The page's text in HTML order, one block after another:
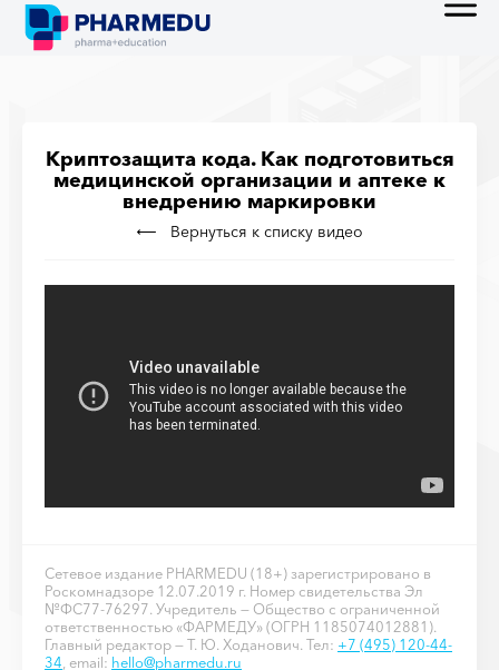
Криптозащита кода. Как подготовиться
медицинской организации и аптеке к
внедрению маркировки
Вернуться к списку видео
Сетевое издание PHARMEDU (18+) зарегистрировано в
Роскомнадзоре 12.07.2019 г. Номер свидетельства Эл
№ФС77-76297. Учредитель — Общество с ограниченной
ответственностью «ФАРМЕДУ» (ОГРН 1185074012881).
Главный редактор — Т. Ю. Ходанович. Тел: +7 (495) 120-44-
34 , email: hello@pharmedu.ru